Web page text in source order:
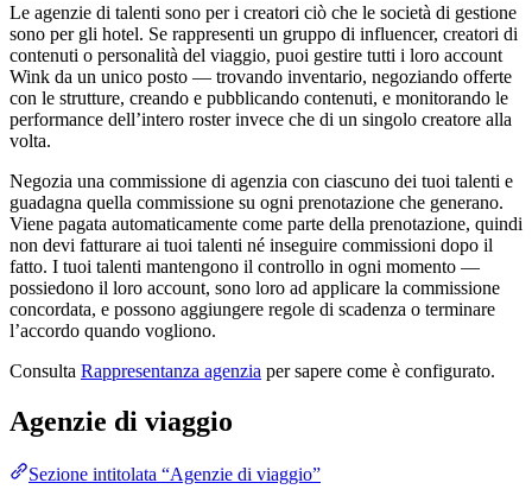
Le agenzie di talenti sono per i creatori ciò che le società di gestione
sono per gli hotel. Se rappresenti un gruppo di influencer, creatori di
contenuti o personalità del viaggio, puoi gestire tutti i loro account
Wink da un unico posto — trovando inventario, negoziando offerte
con le strutture, creando e pubblicando contenuti, e monitorando le
performance dell’intero roster invece che di un singolo creatore alla
volta.
Negozia una commissione di agenzia con ciascuno dei tuoi talenti e
guadagna quella commissione su ogni prenotazione che generano.
Viene pagata automaticamente come parte della prenotazione, quindi
non devi fatturare ai tuoi talenti né inseguire commissioni dopo il
fatto. I tuoi talenti mantengono il controllo in ogni momento —
possiedono il loro account, sono loro ad applicare la commissione
concordata, e possono aggiungere regole di scadenza o terminare
l’accordo quando vogliono.
Consulta Rappresentanza agenzia per sapere come è configurato.
Agenzie di viaggio
Sezione intitolata “Agenzie di viaggio”